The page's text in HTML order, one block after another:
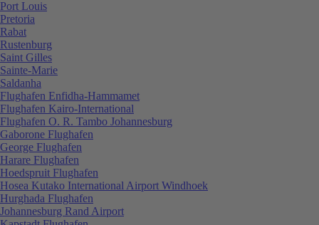
Port Louis
Pretoria
Rabat
Rustenburg
Saint Gilles
Sainte-Marie
Saldanha
Flughafen Enfidha-Hammamet
Flughafen Kairo-International
Flughafen O. R. Tambo Johannesburg
Gaborone Flughafen
George Flughafen
Harare Flughafen
Hoedspruit Flughafen
Hosea Kutako International Airport Windhoek
Hurghada Flughafen
Johannesburg Rand Airport